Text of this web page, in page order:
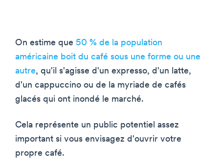
On estime que 50 % de la population
américaine boit du café sous une forme ou une
autre, qu'il s'agisse d'un expresso, d'un latte,
d'un cappuccino ou de la myriade de cafés
glacés qui ont inondé le marché.
Cela représente un public potentiel assez
important si vous envisagez d'ouvrir votre
propre café.